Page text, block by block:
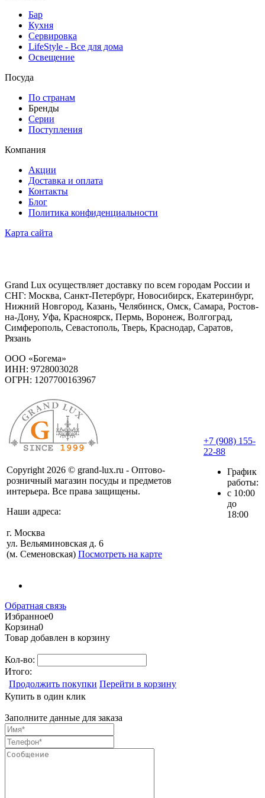
Бар
Кухня
Сервировка
LifeStyle - Все для дома
Освещение
Посуда
По странам
Бренды
Серии
Поступления
Компания
Акции
Доставка и оплата
Контакты
Блог
Политика конфиденциальности
Карта сайта
Grand Lux осуществляет доставку по всем городам России и
СНГ: Москва, Санкт-Петербург, Новосибирск, Екатеринбург,
Нижний Новгород, Казань, Челябинск, Омск, Самара, Ростов-
на-Дону, Уфа, Красноярск, Пермь, Воронеж, Волгоград,
Симферополь, Севастополь, Тверь, Краснодар, Саратов,
Рязань
ООО «Богема»
ИНН: 9728003028
ОГРН: 1207700163967
Copyright 2026 © grand-lux.ru - Оптово-
розничный магазин посуды и предметов
интерьера. Все права защищены.
Наши адреса:
г. Москва
ул. Вельяминовская д. 6
(м. Семеновская) Посмотреть на карте
+7 (908) 155-
22-88
График
работы:
с 10:00
до
18:00
Обратная связь
Избранное0
Корзина0
Товар добавлен в корзину
Кол-во:
Итого:
Продолжить покупки Перейти в корзину
Купить в один клик
Заполните данные для заказа